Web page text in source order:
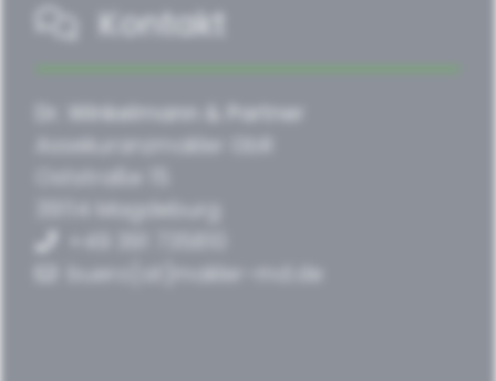
Kontakt
Dr. Winkelmann & Partner
buero[at]makler-md.de